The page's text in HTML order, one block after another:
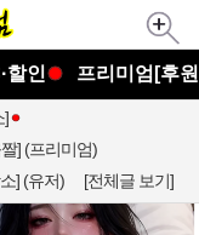
할인 프리미엄[후
]
] (프리미엄)
] (유저) [전체글 보기]